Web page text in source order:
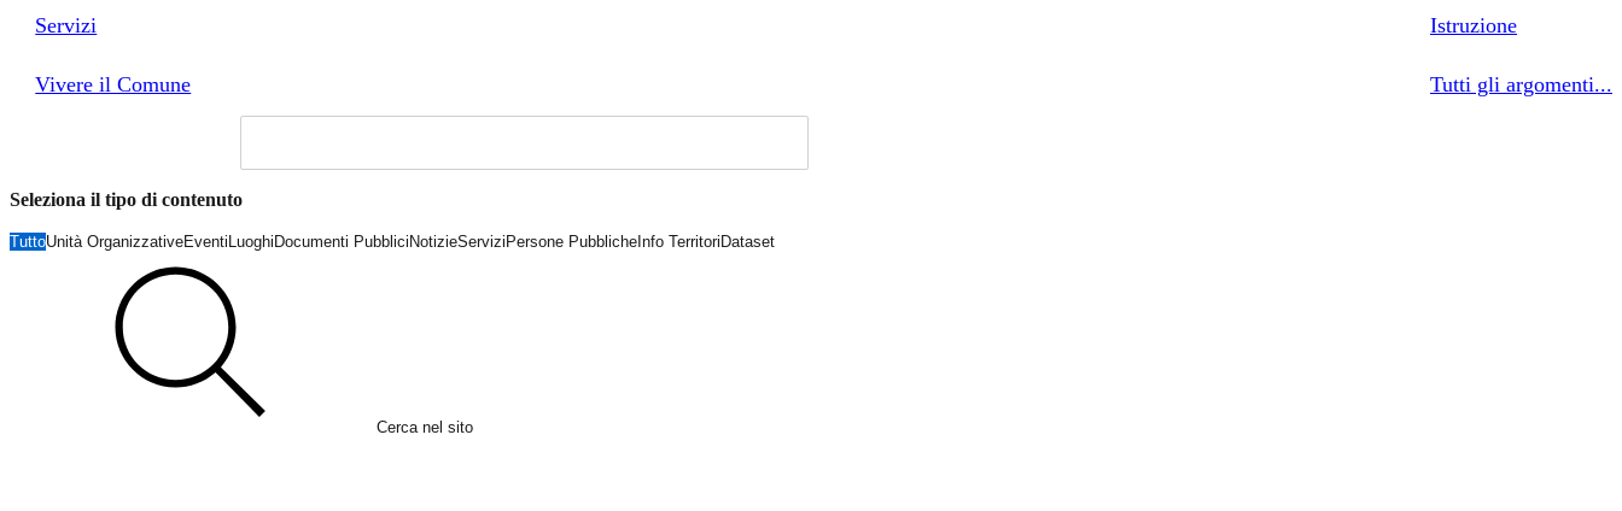
Servizi
Vivere il Comune
Istruzione
Tutti gli argomenti...
Seleziona il tipo di contenuto
TuttoUnità OrganizzativeEventiLuoghiDocumenti PubbliciNotizieServiziPersone PubblicheInfo TerritoriDataset
Cerca nel sito